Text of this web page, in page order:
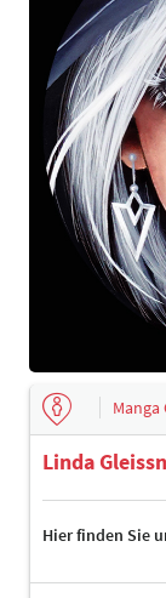
Manga
Linda
Hier finden Sie